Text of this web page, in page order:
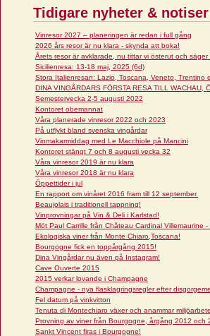
Tidigare nyheter & notiser
Vinresor 2027 – planeringen är redan i full gång
2026 års resor är nu klara - skynda att boka!
Årets resor är avklarade, nu tittar vi österut och
Sicilienresa: 13-18 maj, 2025 (6d)
Stora Italienresan: Lazio, Toscana, Veneto, Trentino
DINA VINGÅRDARS FÖRSTA RESA TILL WACHAU,
Semestervecka 2-5 augusti 2022
Kontoret obemannat
Våra planerade vinresor 2022 och 2023
På utflykt bland svenska vingårdar
Vinmakarmiddag med Le Macchiole på Mancini
Kontoret stängt 7 och 8 augusti vecka 32
Våra vinresor 2019 är nu klara
Våra vinresor 2018 är nu klara
Öppettider i jul
En rapport om vinåret 2016 fram till 12 september.
Beaujolais i traditionell tappning!
Vinprovningar på Vin & Deli i Karlstad!
Möt Paul Carrille från Château Cardinal Villemaurine -
Ekologiska viner från Monte Chiaro,Toscana!
Bourgogne fick en toppårgång 2015!
Dina Vingårdar nu även på Instagram!
Cave Ouverte 2015
2015 verkar lovande i Champagne
Champagne - nya flasklagringsregler efter
Fel datum på vinkvitton
Tenuta di Montechiaro växer och anammar
Provning av viner från Bourgogne, årgång 2012 och
Sankt Vincent firas i Bourgogne!